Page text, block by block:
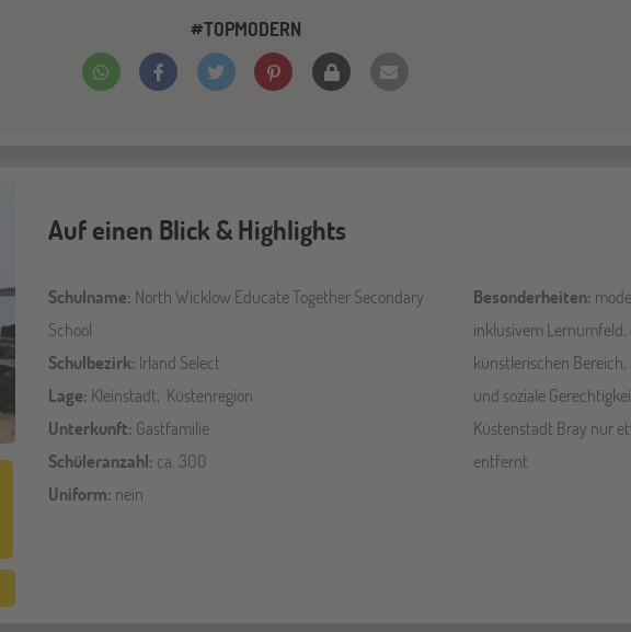
#TOPMODERN
Auf einen Blick & Highlights
Schulname: North Wicklow Educate Together Secondary
School
Schulbezirk: Irland Select
Lage: Kleinstadt, Küstenregion
Unterkunft: Gastfamilie
Schüleranzahl: ca. 300
Uniform: nein
Besonderheiten:
inklusivem
künstlerischen
und soziale
Küstenstadt Bray nur
entfernt